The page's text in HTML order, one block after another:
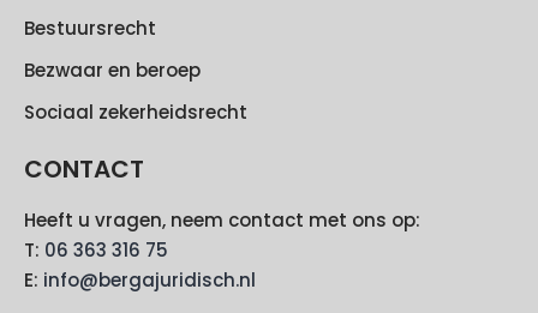
Bestuursrecht
Bezwaar en beroep
Sociaal zekerheidsrecht
CONTACT
Heeft u vragen, neem contact met ons op:
T: 06 363 316 75
E: info@bergajuridisch.nl